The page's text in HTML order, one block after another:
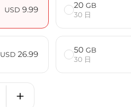
USD 9.99 20 GB
30 日
USD 26.99 50 GB
30 日